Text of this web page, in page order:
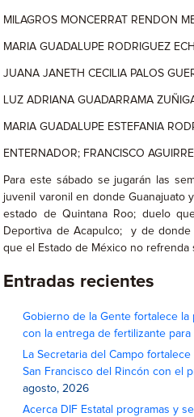
MILAGROS MONCERRAT RENDON
MARIA GUADALUPE RODRIGUEZ
JUANA JANETH CECILIA PALOS
LUZ ADRIANA GUADARRAMA
MARIA GUADALUPE ESTEFANIA
ENTERNADOR; FRANCISCO
Para este sábado se jugarán las
juvenil varonil en donde Guanajuato
estado de Quintana Roo; duelo
Deportiva de Acapulco; y de
que el Estado de México no refrenda
Entradas recientes
Gobierno de la Gente fortalece
con la entrega de fertilizante para
La Secretaria del Campo
San Francisco del Rincón con el
agosto, 2026
Acerca DIF Estatal programas y